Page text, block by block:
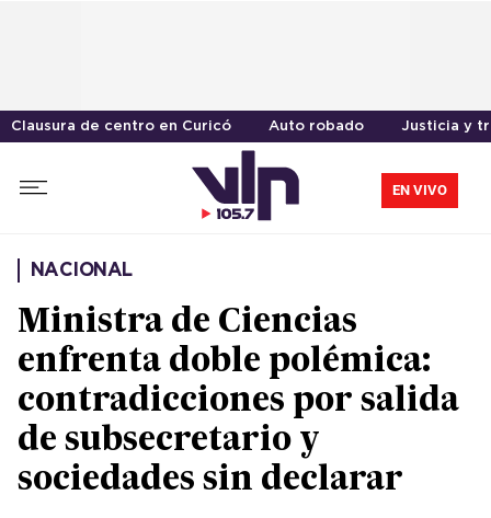
Clausura de centro en Curicó Auto robado Justicia y
EN VIVO
NACIONAL
Ministra de Ciencias
enfrenta doble polémica:
contradicciones por salida
de subsecretario y
sociedades sin declarar